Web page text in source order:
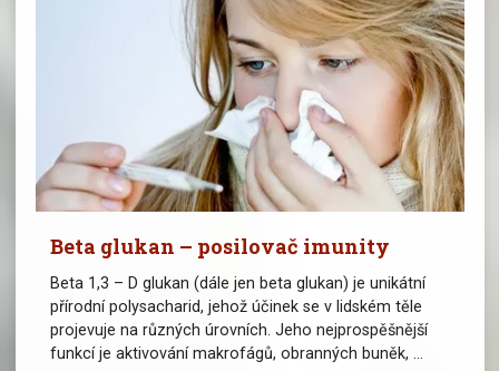
Beta glukan – posilovač imunity
Beta 1,3 – D glukan (dále jen beta glukan) je unikátní
přírodní polysacharid, jehož účinek se v lidském těle
projevuje na různých úrovních. Jeho nejprospěšnější
funkcí je aktivování makrofágů, obranných buněk, ...